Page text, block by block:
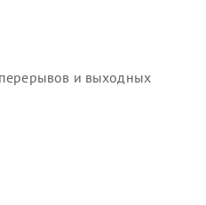
и выходных